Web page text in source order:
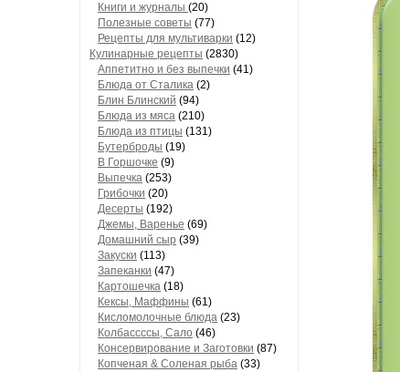
Книги и журналы (20)
Полезные советы (77)
Рецепты для мультиварки (12)
Кулинарные рецепты (2830)
Аппетитно и без выпечки (41)
Блюда от Сталика (2)
Блин Блинский (94)
Блюда из мяса (210)
Блюда из птицы (131)
Бутерброды (19)
В Горшочке (9)
Выпечка (253)
Грибочки (20)
Десерты (192)
Джемы, Варенье (69)
Домашний сыр (39)
Закуски (113)
Запеканки (47)
Картошечка (18)
Кексы, Маффины (61)
Кисломолочные блюда (23)
Колбассссы, Сало (46)
Консервирование и Заготовки (87)
Копченая & Соленая рыба (33)